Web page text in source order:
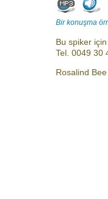
Bir konuşma
Bu spiker
Tel. 0049 30
Rosalind